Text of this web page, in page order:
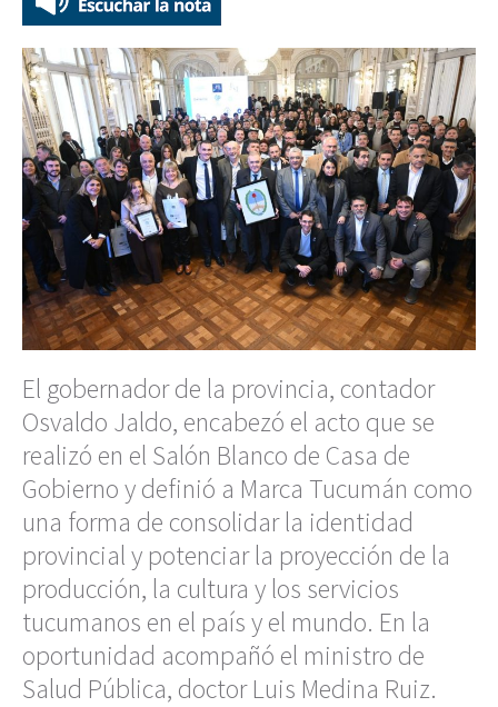
El gobernador de la provincia, contador
Osvaldo Jaldo, encabezó el acto que se
realizó en el Salón Blanco de Casa de
Gobierno y definió a Marca Tucumán como
una forma de consolidar la identidad
provincial y potenciar la proyección de la
producción, la cultura y los servicios
tucumanos en el país y el mundo. En la
oportunidad acompañó el ministro de
Salud Pública, doctor Luis Medina Ruiz.